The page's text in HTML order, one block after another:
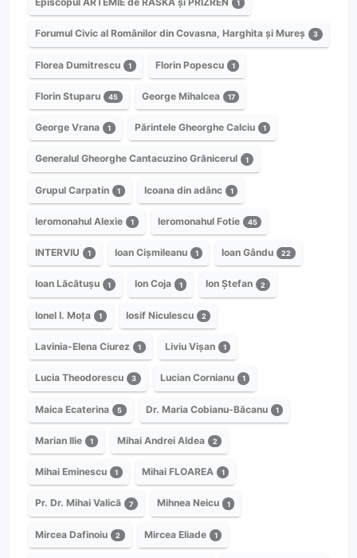
1
Forumul Civic al Românilor din Covasna, Harghita și Mureș 3
Florea Dumitrescu 1 Florin Popescu 1
Florin Stuparu 45 George Mihalcea 17
George Vrana 1 Părintele Gheorghe Calciu 1
Generalul Gheorghe Cantacuzino Grănicerul 1
Grupul Carpatin 1 Icoana din adânc 1
Ieromonahul Alexie 1 Ieromonahul Fotie 45
INTERVIU 1 Ioan Cișmileanu 1 Ioan Gându 22
Ioan Lăcătușu 1 Ion Coja 1 Ion Ștefan 2
Ionel I. Moța 1 Iosif Niculescu 2
Lavinia-Elena Ciurez 1 Liviu Vișan 1
Lucia Theodorescu 3 Lucian Cornianu 1
Maica Ecaterina 5 Dr. Maria Cobianu-Băcanu 1
Marian Ilie 1 Mihai Andrei Aldea 2
Mihai Eminescu 1 Mihai FLOAREA 1
Pr. Dr. Mihai Valică 7 Mihnea Neicu 1
Mircea Dafinoiu 2 Mircea Eliade 1